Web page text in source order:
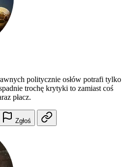
politycznie osłów potrafi tylko
trochę krytyki to zamiast coś
płacz.
Zgłoś